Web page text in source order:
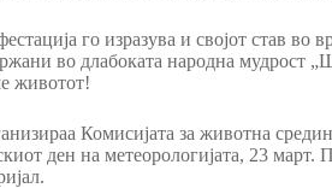
го изразува и својот став во
во длабоката народна мудрост
животот!
Комисијата за животна
ден на метеорологијата, 23